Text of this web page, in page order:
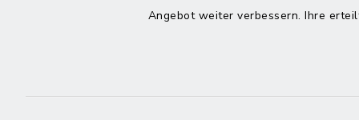
Angebot weiter verbessern. Ihre